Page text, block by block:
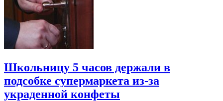
Школьницу 5 часов держали в
подсобке супермаркета из-за
украденной конфеты